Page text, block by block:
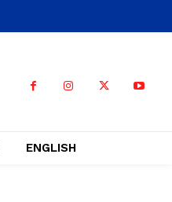
ENGLISH